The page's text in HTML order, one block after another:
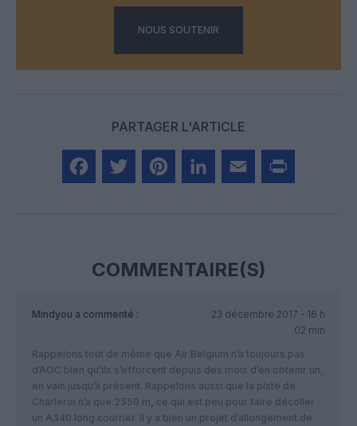
NOUS SOUTENIR
PARTAGER L'ARTICLE
COMMENTAIRE(S)
Mindyou a commenté :
23 décembre 2017 - 16 h
02 min
Rappelons tout de même que Air Belgium n’a toujours pas
d’AOC bien qu’ils s’efforcent depuis des mois d’en obtenir un,
en vain jusqu’à présent. Rappelons aussi que la piste de
Charleroi n’a que 2550 m, ce qui est peu pour faire décoller
un A340 long courrier. Il y a bien un projet d’allongement de